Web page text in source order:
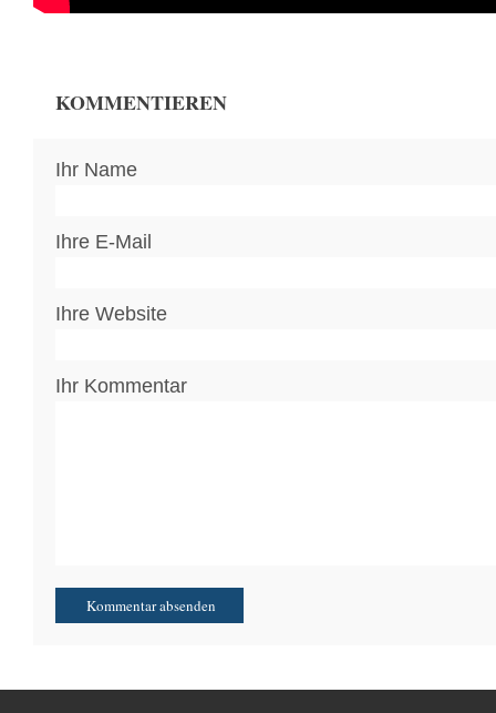
KOMMENTIEREN
Ihr Name
Ihre E-Mail
Ihre Website
Ihr Kommentar